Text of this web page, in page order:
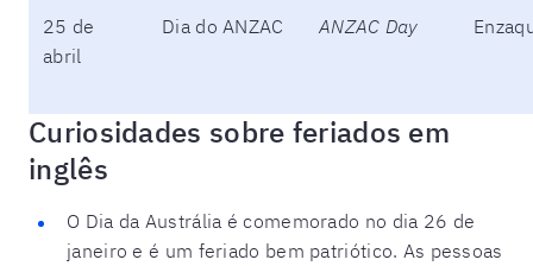
25 de
abril
Dia do ANZAC ANZAC Day
Curiosidades sobre feriados em
inglês
O Dia da Austrália é comemorado no dia 26 de
janeiro e é um feriado bem patriótico. As pessoas